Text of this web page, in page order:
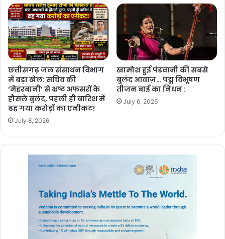
मुख्यमंत्री श्री साय ने कार्यक्रम में उपस्थित विद्यार्थियों को संबोधित करते हुए कहा
संवर जाएगा। योग से एकाग्रता आती है और याददाश्त बढ़ती है। निश्चित रूप से
आपको इसका बड़ा लाभ मिलेगा। योग कार्य करने की क्षमता को बढ़ा देता है। यह
तनाव को दूर करता है। जब हम सकारात्मक रहते हुए प्रसन्न भाव से काम करते हैं
छत्तीसगढ़ जल संसाधन विभाग
में बड़ा खेल: सचिव की
‘मेहरबानी’ से भ्रष्ट अफसरों के
हौसले बुलंद, पहली ही बारिश में
ढह गया करोड़ों का एनीकट!
July 8, 2026
खामोश हुई पंडवानी की सबसे
बुलंद आवाज़… पद्म विभूषण
तीजन बाई का निधन :
July 6, 2026